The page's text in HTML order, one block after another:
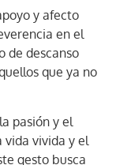
y afecto
en el
de descanso
que ya no
pasión y el
vivida y el
gesto busca